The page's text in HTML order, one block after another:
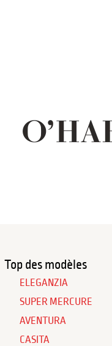
Top des modèles
ELEGANZIA
SUPER MERCURE
AVENTURA
CASITA